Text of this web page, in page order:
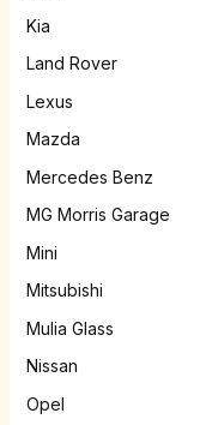
Kia
Land Rover
Lexus
Mazda
Mercedes Benz
MG Morris Garage
Mini
Mitsubishi
Mulia Glass
Nissan
Opel